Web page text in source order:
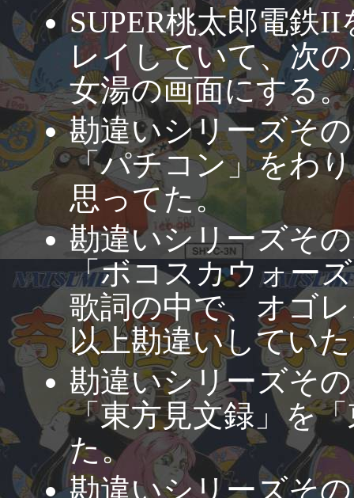
SUPER桃太郎電鉄
レイしていて、次
女湯の画面にする。
勘違いシリーズそ
「パチコン」をわ
思ってた。
勘違いシリーズそ
「ボコスカウォー
歌詞の中で、オゴ
以上勘違いしてい
勘違いシリーズそ
「東方見文録」を
た。
勘違いシリーズそ